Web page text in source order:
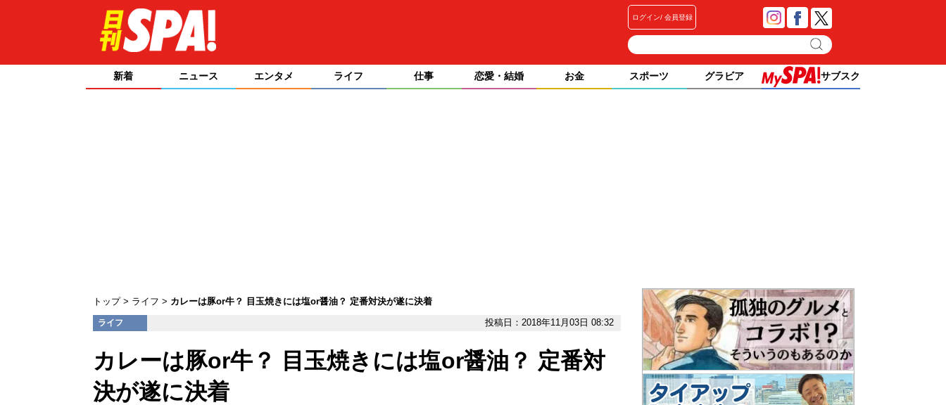
ログイン 会員登録
新着 ニュース エンタメ ライフ 仕事 恋愛・結婚 お金 スポーツ グラビア サブスク
トップ ライフ カレーは豚or牛？ 目玉焼きには塩or醤油？ 定番対決が遂に決着
ライフ 投稿日：2018年11月03日 08:32
カレーは豚or牛？ 目玉焼きには塩or醤油？ 定番対
決が遂に決着